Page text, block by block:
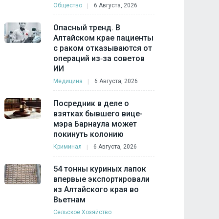
Общество 6 Августа, 2026
Опасный тренд. В
Алтайском крае пациенты
с раком отказываются от
операций из‑за советов
ИИ
Медицина 6 Августа, 2026
Посредник в деле о
взятках бывшего вице-
мэра Барнаула может
покинуть колонию
Криминал 6 Августа, 2026
54 тонны куриных лапок
впервые экспортировали
из Алтайского края во
Вьетнам
Сельское Хозяйство